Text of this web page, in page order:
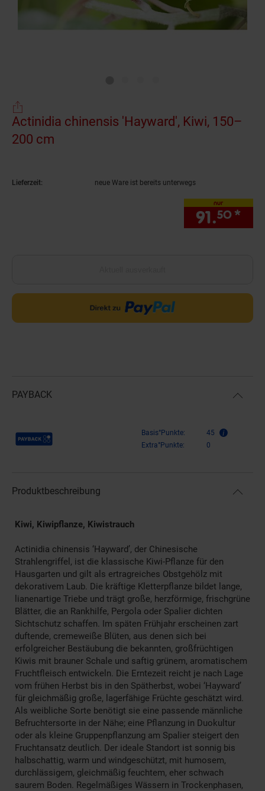
Actinidia chinensis 'Hayward', Kiwi, 150–
200 cm
Lieferzeit: neue Ware ist bereits unterwegs
nur
91.50 *
PAYBACK
Payback Punkte Basis°Punkte:
45
Extra°Punkte:
0
Produktbeschreibung
Kiwi, Kiwipflanze, Kiwistrauch
Actinidia chinensis ‘Hayward’, der Chinesische
Strahlengriffel, ist die klassische Kiwi-Pflanze für den
Hausgarten und gilt als ertragreiches Obstgehölz mit
dekorativem Laub. Die kräftige Kletterpflanze bildet lange,
lianenartige Triebe und trägt große, herzförmige, frischgrüne
Blätter, die an Rankhilfe, Pergola oder Spalier dichten
Sichtschutz schaffen. Im späten Frühjahr erscheinen zart
duftende, cremeweiße Blüten, aus denen sich bei
erfolgreicher Bestäubung die bekannten, großfrüchtigen
Kiwis mit brauner Schale und saftig grünem, aromatischem
Fruchtfleisch entwickeln. Die Erntezeit reicht je nach Lage
vom frühen Herbst bis in den Spätherbst, wobei ‘Hayward’
für gleichmäßig große, lagerfähige Früchte geschätzt wird.
Als weibliche Sorte benötigt sie eine passende männliche
Befruchtersorte in der Nähe; eine Pflanzung in Duokultur
oder als kleine Gruppenpflanzung am Spalier steigert den
Fruchtansatz deutlich. Der ideale Standort ist sonnig bis
halbschattig, warm und windgeschützt, mit humosem,
durchlässigem, gleichmäßig feuchtem, eher schwach
saurem Boden. Regelmäßiges Wässern in Trockenphasen,